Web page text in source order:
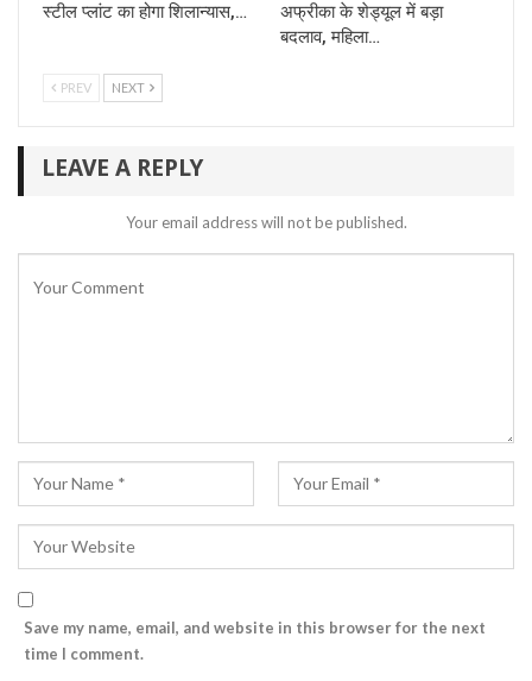
स्टील प्लांट का होगा शिलान्यास,…
अफ्रीका के शेड्यूल में बड़ा
बदलाव, महिला…
PREV NEXT
LEAVE A REPLY
Your email address will not be published.
Save my name, email, and website in this browser for the next
time I comment.